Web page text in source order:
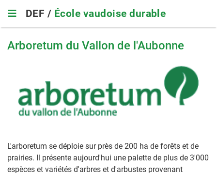
main
navigation
DEF / École vaudoise durable
Arboretum du Vallon de l'Aubonne
L'arboretum se déploie sur près de 200 ha de forêts et de
prairies. Il présente aujourd'hui une palette de plus de 3'000
espèces et variétés d'arbres et d'arbustes provenant